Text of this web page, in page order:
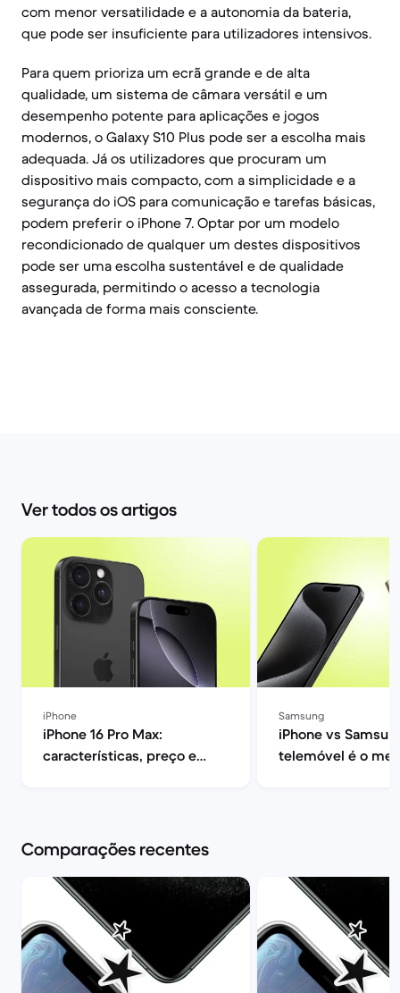
com menor versatilidade e a autonomia da bateria,
que pode ser insuficiente para utilizadores intensivos.
Para quem prioriza um ecrã grande e de alta
qualidade, um sistema de câmara versátil e um
desempenho potente para aplicações e jogos
modernos, o Galaxy S10 Plus pode ser a escolha mais
adequada. Já os utilizadores que procuram um
dispositivo mais compacto, com a simplicidade e a
segurança do iOS para comunicação e tarefas básicas,
podem preferir o iPhone 7. Optar por um modelo
recondicionado de qualquer um destes dispositivos
pode ser uma escolha sustentável e de qualidade
assegurada, permitindo o acesso a tecnologia
avançada de forma mais consciente.
Ver todos os artigos
iPhone
iPhone 16 Pro Max:
características, preço e
Samsung
iPhone vs
telemóvel é o
Comparações recentes